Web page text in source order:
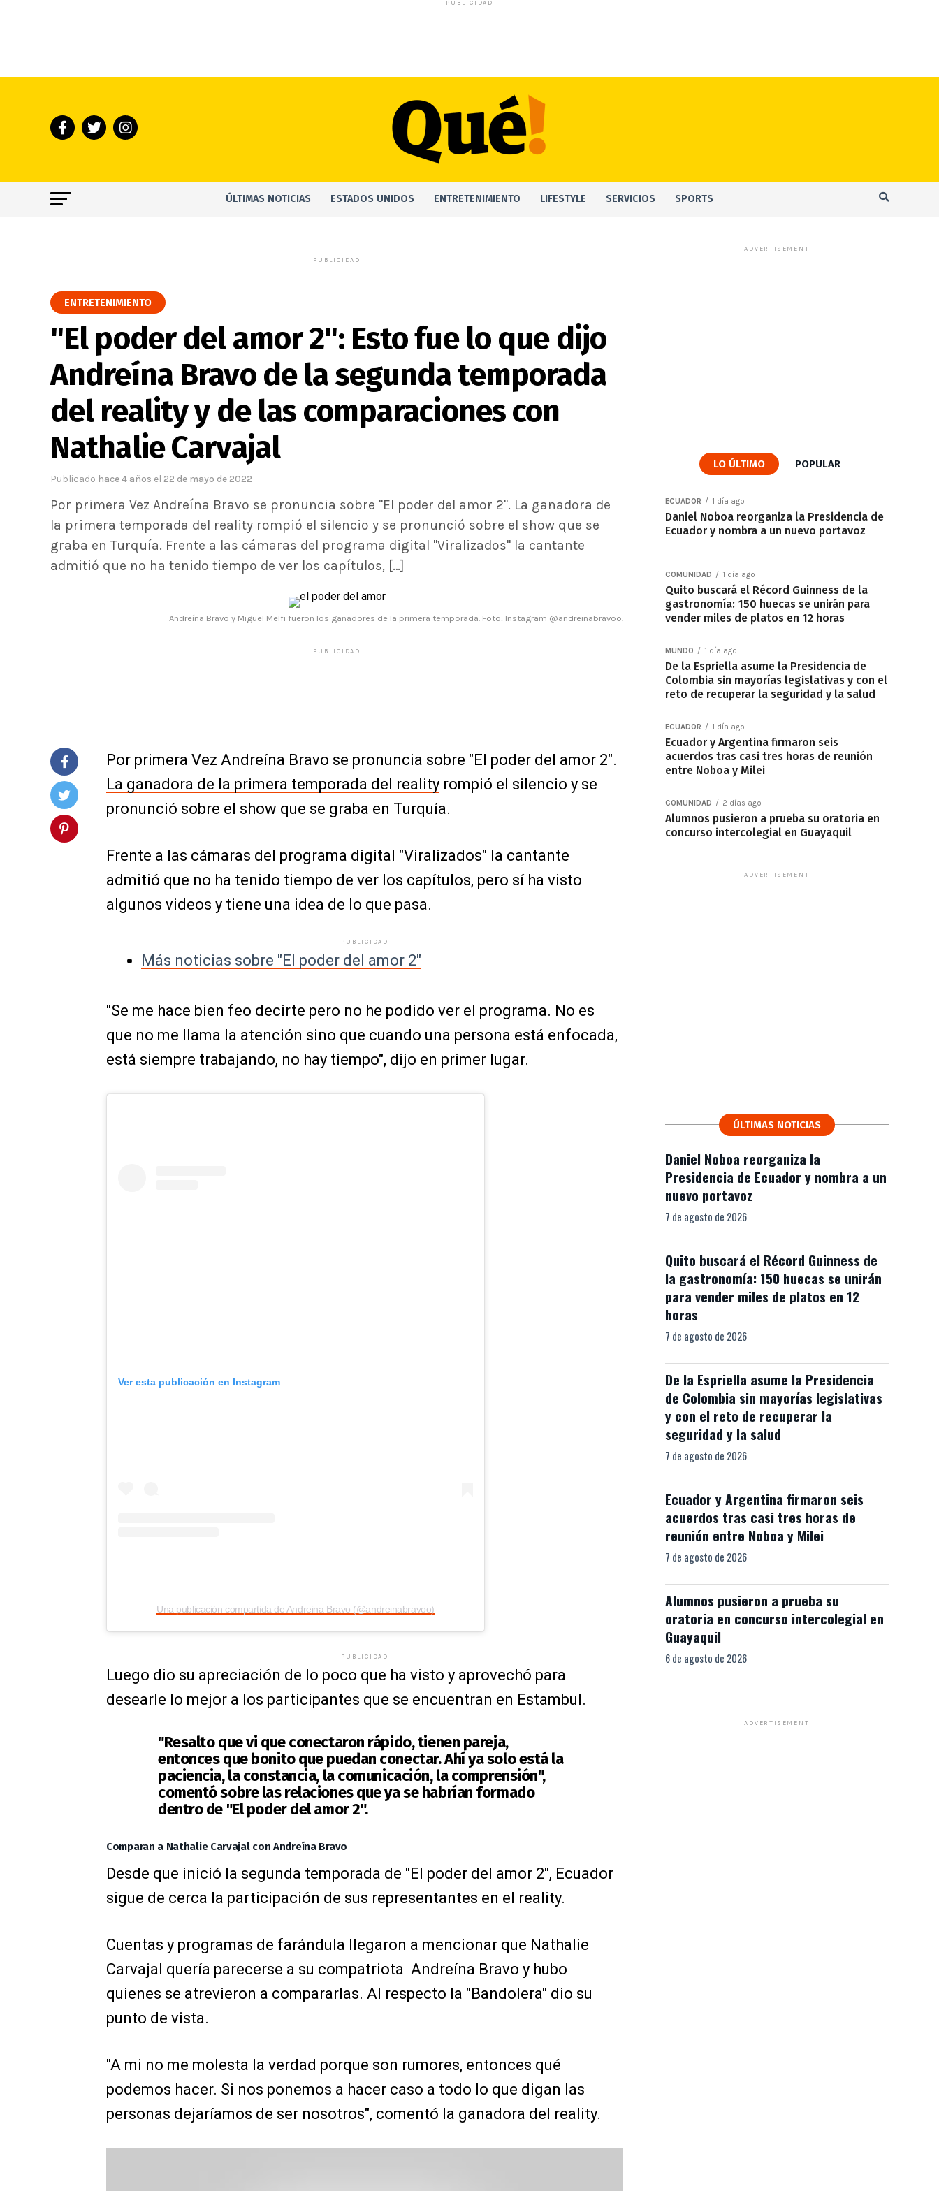
PUBLICIDAD
ÚLTIMAS NOTICIAS ESTADOS UNIDOS ENTRETENIMIENTO LIFESTYLE SERVICIOS SPORTS
PUBLICIDAD
ENTRETENIMIENTO
"El poder del amor 2": Esto fue lo que dijo
Andreína Bravo de la segunda temporada
del reality y de las comparaciones con
Nathalie Carvajal
Publicado hace 4 años el 22 de mayo de 2022
Por primera Vez Andreína Bravo se pronuncia sobre "El poder del amor 2". La ganadora de
la primera temporada del reality rompió el silencio y se pronunció sobre el show que se
graba en Turquía. Frente a las cámaras del programa digital "Viralizados" la cantante
admitió que no ha tenido tiempo de ver los capítulos, […]
Andreína Bravo y Miguel Melfi fueron los ganadores de la primera temporada. Foto: Instagram @andreinabravoo.
PUBLICIDAD
Por primera Vez Andreína Bravo se pronuncia sobre "El poder del amor 2".
La ganadora de la primera temporada del reality rompió el silencio y se
pronunció sobre el show que se graba en Turquía.
Frente a las cámaras del programa digital "Viralizados" la cantante
admitió que no ha tenido tiempo de ver los capítulos, pero sí ha visto
algunos videos y tiene una idea de lo que pasa.
PUBLICIDAD
Más noticias sobre "El poder del amor 2"
"Se me hace bien feo decirte pero no he podido ver el programa. No es
que no me llama la atención sino que cuando una persona está enfocada,
está siempre trabajando, no hay tiempo", dijo en primer lugar.
Ver esta publicación en Instagram
Una publicación compartida de Andreina Bravo (@andreinabravoo)
PUBLICIDAD
Luego dio su apreciación de lo poco que ha visto y aprovechó para
desearle lo mejor a los participantes que se encuentran en Estambul.
"Resalto que vi que conectaron rápido, tienen pareja,
entonces que bonito que puedan conectar. Ahí ya solo está la
paciencia, la constancia, la comunicación, la comprensión",
comentó sobre las relaciones que ya se habrían formado
dentro de "El poder del amor 2".
Comparan a Nathalie Carvajal con Andreína Bravo
Desde que inició la segunda temporada de "El poder del amor 2", Ecuador
sigue de cerca la participación de sus representantes en el reality.
Cuentas y programas de farándula llegaron a mencionar que Nathalie
Carvajal quería parecerse a su compatriota Andreína Bravo y hubo
quienes se atrevieron a compararlas. Al respecto la "Bandolera" dio su
punto de vista.
"A mi no me molesta la verdad porque son rumores, entonces qué
podemos hacer. Si nos ponemos a hacer caso a todo lo que digan las
personas dejaríamos de ser nosotros", comentó la ganadora del reality.
ADVERTISEMENT
LO ÚLTIMO POPULAR
ECUADOR 1 día ago
Daniel Noboa reorganiza la Presidencia de
Ecuador y nombra a un nuevo portavoz
COMUNIDAD 1 día ago
Quito buscará el Récord Guinness de la
gastronomía: 150 huecas se unirán para
vender miles de platos en 12 horas
MUNDO 1 día ago
De la Espriella asume la Presidencia de
Colombia sin mayorías legislativas y con el
reto de recuperar la seguridad y la salud
ECUADOR 1 día ago
Ecuador y Argentina firmaron seis
acuerdos tras casi tres horas de reunión
entre Noboa y Milei
COMUNIDAD 2 días ago
Alumnos pusieron a prueba su oratoria en
concurso intercolegial en Guayaquil
ADVERTISEMENT
ÚLTIMAS NOTICIAS
Daniel Noboa reorganiza la
Presidencia de Ecuador y nombra a un
nuevo portavoz
7 de agosto de 2026
Quito buscará el Récord Guinness de
la gastronomía: 150 huecas se unirán
para vender miles de platos en 12
horas
7 de agosto de 2026
De la Espriella asume la Presidencia
de Colombia sin mayorías legislativas
y con el reto de recuperar la
seguridad y la salud
7 de agosto de 2026
Ecuador y Argentina firmaron seis
acuerdos tras casi tres horas de
reunión entre Noboa y Milei
7 de agosto de 2026
Alumnos pusieron a prueba su
oratoria en concurso intercolegial en
Guayaquil
6 de agosto de 2026
ADVERTISEMENT